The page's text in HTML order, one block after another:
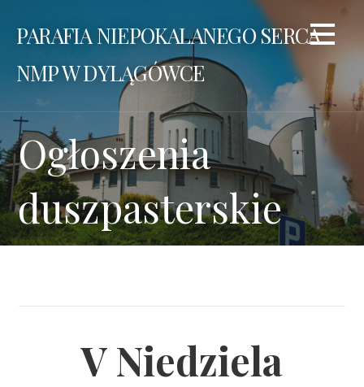
PARAFIA NIEPOKALANEGO SERCA
NMP W DYLĄGÓWCE
Ogłoszenia
duszpasterskie
V Niedziela